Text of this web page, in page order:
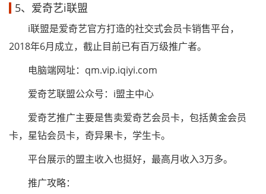
5、爱奇艺i联盟
i联盟是爱奇艺官方打造的社交式会员卡销售平台，
2018年6月成立，截止目前已有百万级推广者。
电脑端网址：qm.vip.iqiyi.com
爱奇艺联盟公众号：i盟主中心
爱奇艺推广主要是售卖爱奇艺会员卡，包括黄金会员
卡，星钻会员卡，奇异果卡，学生卡。
平台展示的盟主收入也挺好，最高月收入3万多。
推广攻略：